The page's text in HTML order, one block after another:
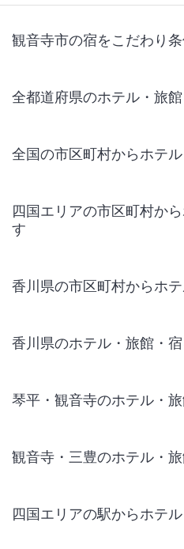
観音寺市の宿をこだわり
全都道府県のホテル・旅
全国の市区町村からホテ
四国エリアの市区町村か
す
香川県の市区町村からホ
香川県のホテル・旅館・
琴平・観音寺のホテル・
観音寺・三豊のホテル・
四国エリアの駅からホテ